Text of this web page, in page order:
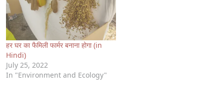
हर घर का फैमिली फार्मर बनाना होगा (in
Hindi)
July 25, 2022
In "Environment and Ecology"